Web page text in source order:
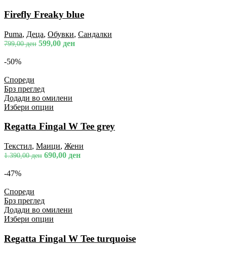
Firefly Freaky blue
Puma, Деца, Обувки, Сандалки
799,00ден 599,00 ден
-50%
Спореди
Брз преглед
Додади во омилени
Избери опции
Regatta Fingal W Tee grey
Текстил, Маици, Жени
1.390,00ден 690,00 ден
-47%
Спореди
Брз преглед
Додади во омилени
Избери опции
Regatta Fingal W Tee turquoise